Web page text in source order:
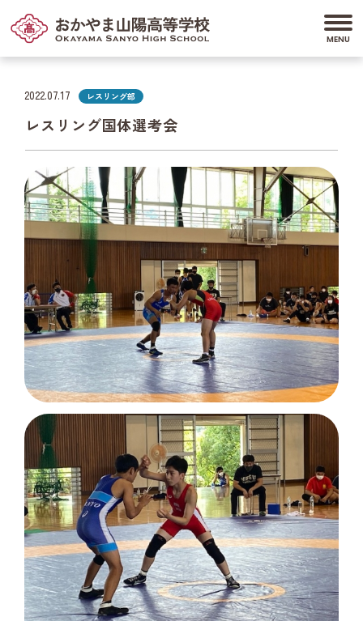
2022.07.17 レスリング部
レスリング国体選考会